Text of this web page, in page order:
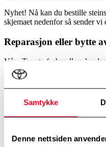
Samtykke
Denne nettsiden
Nyhet! Nå kan du bestille
skjemaet nedenfor så sender vi
Reparasjon eller bytte
Våre Toyota forhandlere har
av frontruter. I de fleste
noen få minutter uten
stort til å kunne repareres,
standard.
Kravene som stilles til våre
Alle våre teknikere må